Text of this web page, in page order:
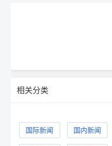
相关分类
国际新闻 国内新闻